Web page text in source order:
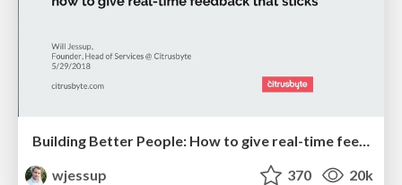
Building Better People: How to give real-time feedback that sticks.
wjessup
370 20k